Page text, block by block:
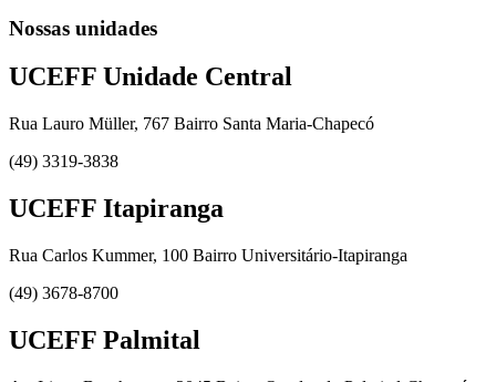
Nossas unidades
UCEFF Unidade Central
Rua Lauro Müller, 767 Bairro Santa Maria-Chapecó
(49) 3319-3838
UCEFF Itapiranga
Rua Carlos Kummer, 100 Bairro Universitário-Itapiranga
(49) 3678-8700
UCEFF Palmital